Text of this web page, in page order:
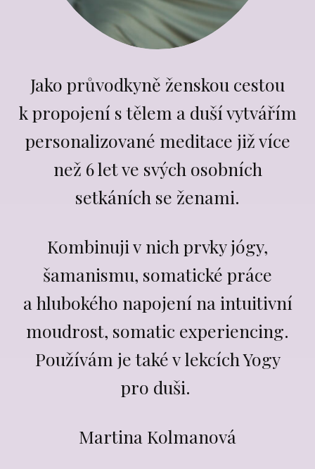
Jako průvodkyně ženskou cestou
k propojení s tělem a duší vytvářím
personalizované meditace již více
než 6 let ve svých osobních
setkáních se ženami.
Kombinuji v nich prvky jógy,
šamanismu, somatické práce
a hlubokého napojení na intuitivní
moudrost, somatic experiencing.
Používám je také v lekcích Yogy
pro duši.
Martina Kolmanová